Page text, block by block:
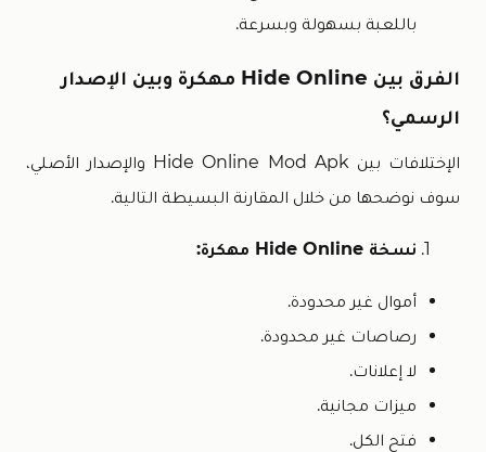
باللعبة بسهولة وبسرعة.
الفرق بين Hide Online مهكرة وبين الإصدار
الرسمي؟
الإختلافات بين Hide Online Mod Apk والإصدار الأصلي،
سوف نوضحها من خلال المقارنة البسيطة التالية.
نسخة Hide Online مهكرة:
أموال غير محدودة.
رصاصات غير محدودة.
لا إعلانات.
ميزات مجانية.
فتح الكل.